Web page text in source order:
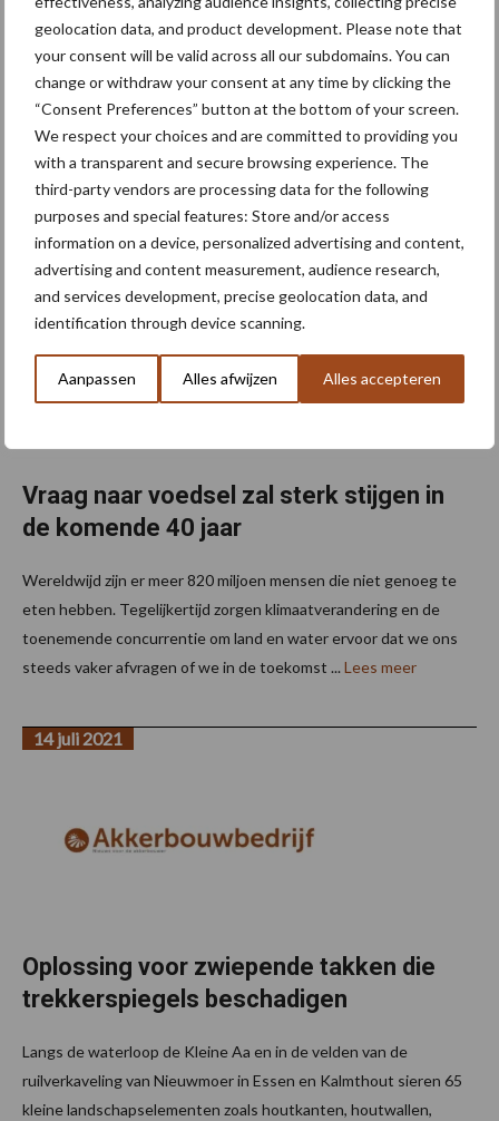
geolocation data, and product development. Please note that
your consent will be valid across all our subdomains. You can
change or withdraw your consent at any time by clicking the
“Consent Preferences” button at the bottom of your screen.
We respect your choices and are committed to providing you
with a transparent and secure browsing experience. The
third-party vendors are processing data for the following
purposes and special features: Store and/or access
information on a device, personalized advertising and content,
advertising and content measurement, audience research,
and services development, precise geolocation data, and
identification through device scanning.
Aanpassen Alles afwijzen Alles accepteren
Leiderschap in Europese export van
diepvriesgroenten versterkt
De export van diepvriesgroenten in de EU daalde met -6,5% j-o-j
tot $ 8,4 miljard in 2020. België, de grootste Europese exporteur
van diepvriesgroenten, versterkte zijn positie in termen van
totale export, ondanks een vermindering ...Lees meer
Vraag naar voedsel zal sterk stijgen in
de komende 40 jaar
22 juli 2021
Wereldwijd zijn er meer 820 miljoen mensen die niet genoeg te
eten hebben. Tegelijkertijd zorgen klimaatverandering en de
toenemende concurrentie om land en water ervoor dat we ons
steeds vaker afvragen of we in de toekomst ... Lees meer
Oplossing voor zwiepende takken die
trekkerspiegels beschadigen
14 juli 2021
Langs de waterloop de Kleine Aa en in de velden van de
ruilverkaveling van Nieuwmoer in Essen en Kalmthout sieren 65
kleine landschapselementen zoals houtkanten, houtwallen,